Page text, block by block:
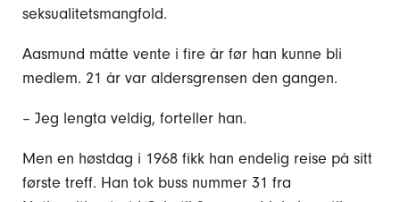
seksualitetsmangfold.
Aasmund måtte vente i fire år før han kunne bli
medlem. 21 år var aldersgrensen den gangen.
– Jeg lengta veldig, forteller han.
Men en høstdag i 1968 fikk han endelig reise på sitt
første treff. Han tok buss nummer 31 fra